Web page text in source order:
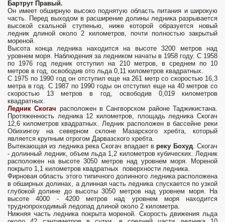
Бартрут Правый.
Он имеет обширную высоко поднятую область питания и широкую
часть. Перед выходом в расширение долины ледника разрывается
высокой скальной ступенью, ниже которой образуется новый
ледник длиной около 2 километров, почти полностью закрытый
мореной.
Высота конца ледника находится на высоте 3200 метров над
уровнем моря. Наблюдения за ледником начаты в 1958 году. С 1958
по 1976 год ледник отступил на 210 метров, в среднем по 10
метров в год, освободив ото льда 0,11 километров квадратных.
С 1975 по 1990 год он отступил еще на 261 метр со скоростью 16,3
метра в год. С 1987 по 1990 годы он отступил еще на 40 метров со
скоростью 13 метров в год, освободив 0,019 километров
квадратных.
Ледник Скогач расположен в Сангворском районе Таджикистана.
Протяженность ледника 12 километров, площадь ледника Скогач
12,6 километров квадратных. Ледник расположен в бассейне реки
Обихингоу на северном склоне Мазарского хребта, который
является крупным отрогом Дарвазского хребта.
Вытекающая из ледника река Скогач впадает вреку Бохуд. Скогач
- долинный ледник, объем льда 1,2 километров кубических. Ледник
расположен на высоте 3050 метров над уровнем моря. Мореной
покрыто 1,1 километров квадратных поверхности ледника.
Фирновая область этого типичного долинного ледника расположена
в обширных долинах, а длинная часть ледника спускается по узкой
глубокой долине до высоты 3050 метров над уровнем моря. На
высоте 4000 - 4200 метров над уровнем моря находится
труднопроходимый ледопад длиной около 2 километра.
Нижняя часть ледника покрыта мореной. Скорость движения льда